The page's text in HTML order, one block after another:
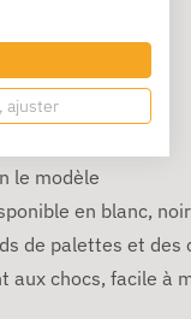
le modèle
en blanc,
de palettes et des
aux chocs, facile à
ajuster